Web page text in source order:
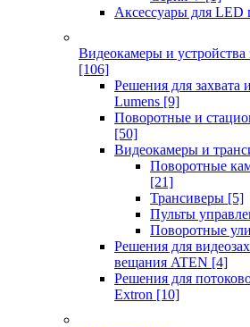
Аксессуары для LED
Видеокамеры и устройства
[106]
Решения для захвата
Lumens [9]
Поворотные и
[50]
Видеокамеры и
Поворотные
[21]
Трансиверы [5]
Пульты
Поворотные
Решения для
вещания ATEN [4]
Решения для
Extron [10]